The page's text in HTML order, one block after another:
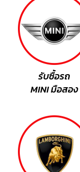
รับซื้อรถ
MINI มือสอง